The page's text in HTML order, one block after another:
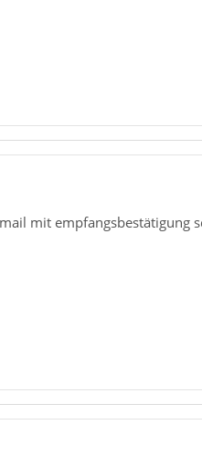
mit empfangsbestätigung